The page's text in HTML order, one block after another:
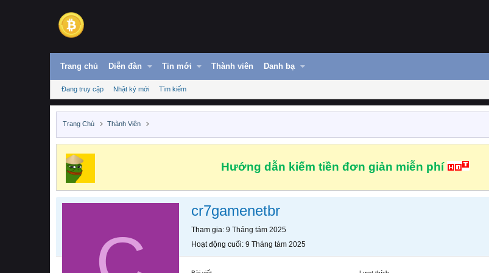
Trang chủ Diễn đàn Tin mới Thành viên Danh bạ
Đang truy cập Nhật ký mới Tìm kiếm
Trang Chủ Thành Viên
Hướng dẫn kiếm tiền đơn giản miễn phí
cr7gamenetbr
Tham gia 9 Tháng tám 2025
Hoạt động cuối 9 Tháng tám 2025